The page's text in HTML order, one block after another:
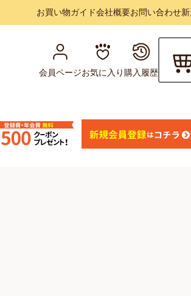
お買い物ガイド会社概要お問い合わせ
会員ページお気に入り購入履歴